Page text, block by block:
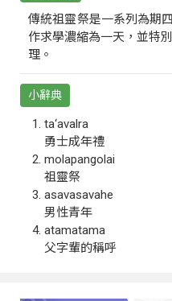
傳統祖靈祭是一系列為期
作求學濃縮為一天，並特
理。
小辭典
ta‘avalra
勇士成年禮
molapangolai
祖靈祭
asavasavahe
男性青年
atamatama
父字輩的稱呼